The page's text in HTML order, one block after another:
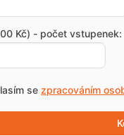
Kč) - počet vstupenek:
se zpracováním